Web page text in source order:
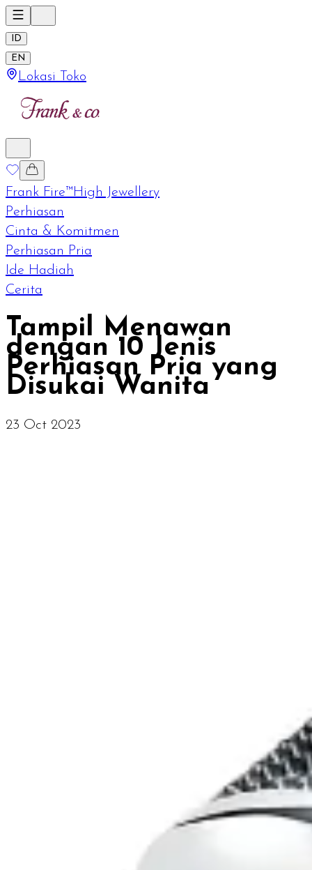
ID
EN
Lokasi Toko
Frank Fire™High Jewellery
Perhiasan
Cinta & Komitmen
Perhiasan Pria
Ide Hadiah
Cerita
Tampil Menawan
dengan 10 Jenis
Perhiasan Pria yang
Disukai Wanita
23 Oct 2023